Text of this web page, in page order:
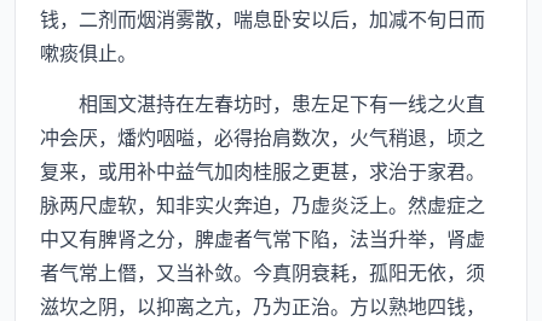
钱，二剂而烟消雾散，喘息卧安以后，加减不旬日而
嗽痰俱止。
相国文湛持在左春坊时，患左足下有一线之火直
冲会厌，燔灼咽嗌，必得抬肩数次，火气稍退，顷之
复来，或用补中益气加肉桂服之更甚，求治于家君。
脉两尺虚软，知非实火奔迫，乃虚炎泛上。然虚症之
中又有脾肾之分，脾虚者气常下陷，法当升举，肾虚
者气常上僭，又当补敛。今真阴衰耗，孤阳无依，须
滋坎之阴，以抑离之亢，乃为正治。方以熟地四钱，